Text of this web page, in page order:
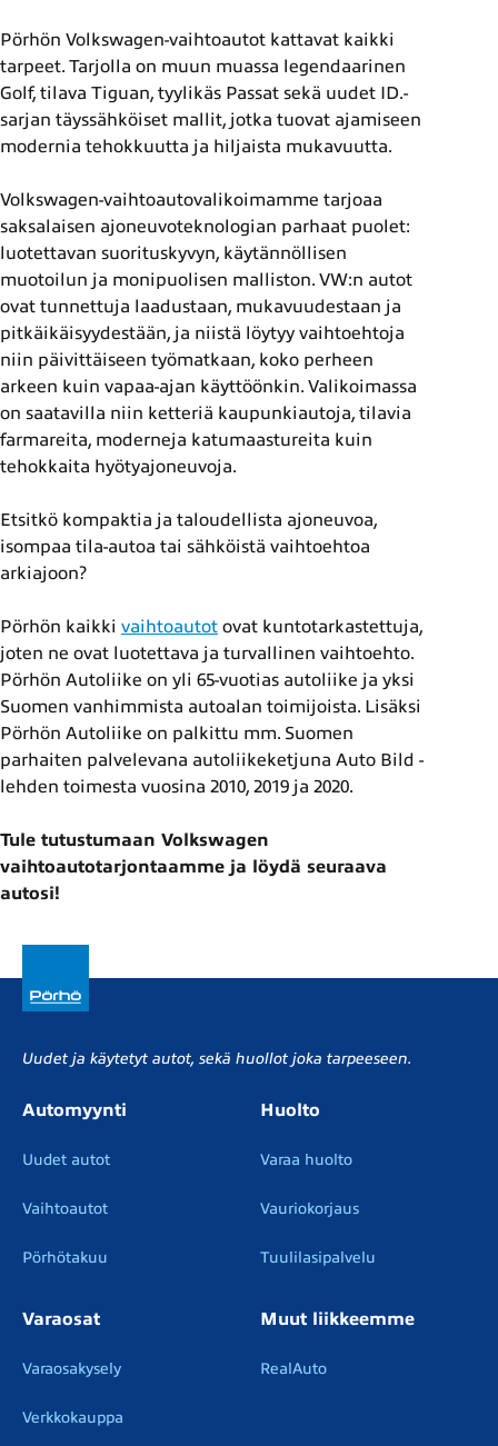
Pörhön Volkswagen-vaihtoautot kattavat kaikki
tarpeet. Tarjolla on muun muassa legendaarinen
Golf, tilava Tiguan, tyylikäs Passat sekä uudet ID.-
sarjan täyssähköiset mallit, jotka tuovat ajamiseen
modernia tehokkuutta ja hiljaista mukavuutta.
Volkswagen-vaihtoautovalikoimamme tarjoaa
saksalaisen ajoneuvoteknologian parhaat puolet:
luotettavan suorituskyvyn, käytännöllisen
muotoilun ja monipuolisen malliston. VW:n autot
ovat tunnettuja laadustaan, mukavuudestaan ja
pitkäikäisyydestään, ja niistä löytyy vaihtoehtoja
niin päivittäiseen työmatkaan, koko perheen
arkeen kuin vapaa-ajan käyttöönkin. Valikoimassa
on saatavilla niin ketteriä kaupunkiautoja, tilavia
farmareita, moderneja katumaastureita kuin
tehokkaita hyötyajoneuvoja.
Etsitkö kompaktia ja taloudellista ajoneuvoa,
isompaa tila-autoa tai sähköistä vaihtoehtoa
arkiajoon?
Pörhön kaikki vaihtoautot ovat kuntotarkastettuja,
joten ne ovat luotettava ja turvallinen vaihtoehto.
Pörhön Autoliike on yli 65-vuotias autoliike ja yksi
Suomen vanhimmista autoalan toimijoista. Lisäksi
Pörhön Autoliike on palkittu mm. Suomen
parhaiten palvelevana autoliikeketjuna Auto Bild -
lehden toimesta vuosina 2010, 2019 ja 2020.
Tule tutustumaan Volkswagen
vaihtoautotarjontaamme ja löydä seuraava
autosi!
Uudet ja käytetyt autot, sekä huollot joka tarpeeseen.
Automyynti
Uudet autot
Vaihtoautot
Pörhötakuu
Huolto
Varaa huolto
Vauriokorjaus
Tuulilasipalvelu
Varaosat
Varaosakysely
Verkkokauppa
Muut liikkeemme
RealAuto